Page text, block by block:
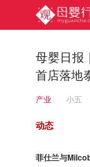
母婴日报
首店落地
产业 小五
动态
菲仕兰与